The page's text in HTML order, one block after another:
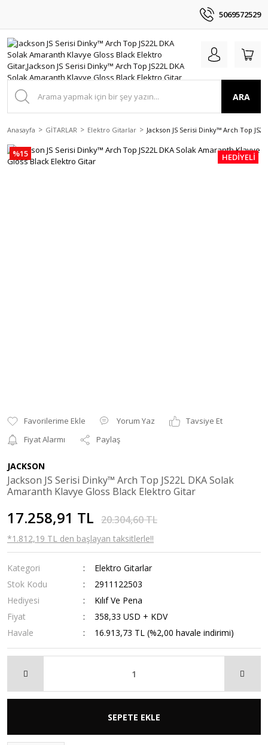
5069572529
ARA
Anasayfa GİTARLAR Elektro Gitarlar Jackson JS Serisi Dinky™ Arch Top
%15 HEDİYELİ
Yorum Yaz
Tavsiye Et
Fiyat Alarmı
Paylaş
JACKSON
Jackson JS Serisi Dinky™ Arch Top JS22L DKA Solak
Amaranth Klavye Gloss Black Elektro Gitar
17.258,91 TL 20.304,60 TL
*1.812,19 TL den başlayan taksitlerle!!
Kategori
Elektro Gitarlar
Stok Kodu
2911122503
Hediyesi
Kılıf Ve Pena
Fiyat
358,33 USD + KDV
Havale
16.913,73 TL (%2,00 havale indirimi)
SEPETE EKLE